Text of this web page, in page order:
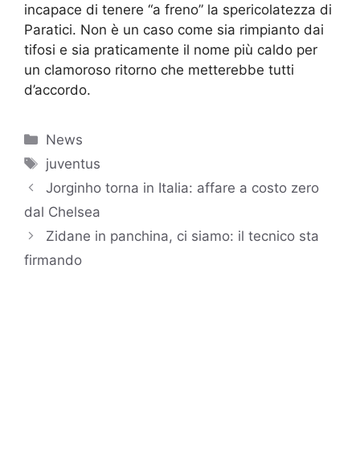
incapace di tenere “a freno” la spericolatezza di
Paratici. Non è un caso come sia rimpianto dai
tifosi e sia praticamente il nome più caldo per
un clamoroso ritorno che metterebbe tutti
d’accordo.
Categorie
News
Tag
juventus
Jorginho torna in Italia: affare a costo zero
dal Chelsea
Zidane in panchina, ci siamo: il tecnico sta
firmando